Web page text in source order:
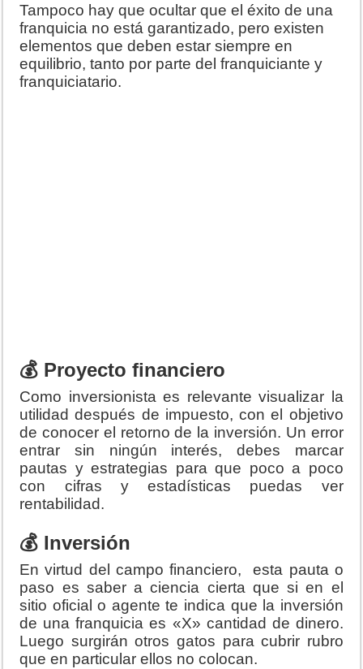
Tampoco hay que ocultar que el éxito de una
franquicia no está garantizado, pero existen
elementos que deben estar siempre en
equilibrio, tanto por parte del franquiciante y
franquiciatario.
💰 Proyecto financiero
Como inversionista es relevante visualizar la
utilidad después de impuesto, con el objetivo
de conocer el retorno de la inversión. Un error
entrar sin ningún interés, debes marcar
pautas y estrategias para que poco a poco
con cifras y estadísticas puedas ver
rentabilidad.
💰 Inversión
En virtud del campo financiero, esta pauta o
paso es saber a ciencia cierta que si en el
sitio oficial o agente te indica que la inversión
de una franquicia es «X» cantidad de dinero.
Luego surgirán otros gatos para cubrir rubro
que en particular ellos no colocan.